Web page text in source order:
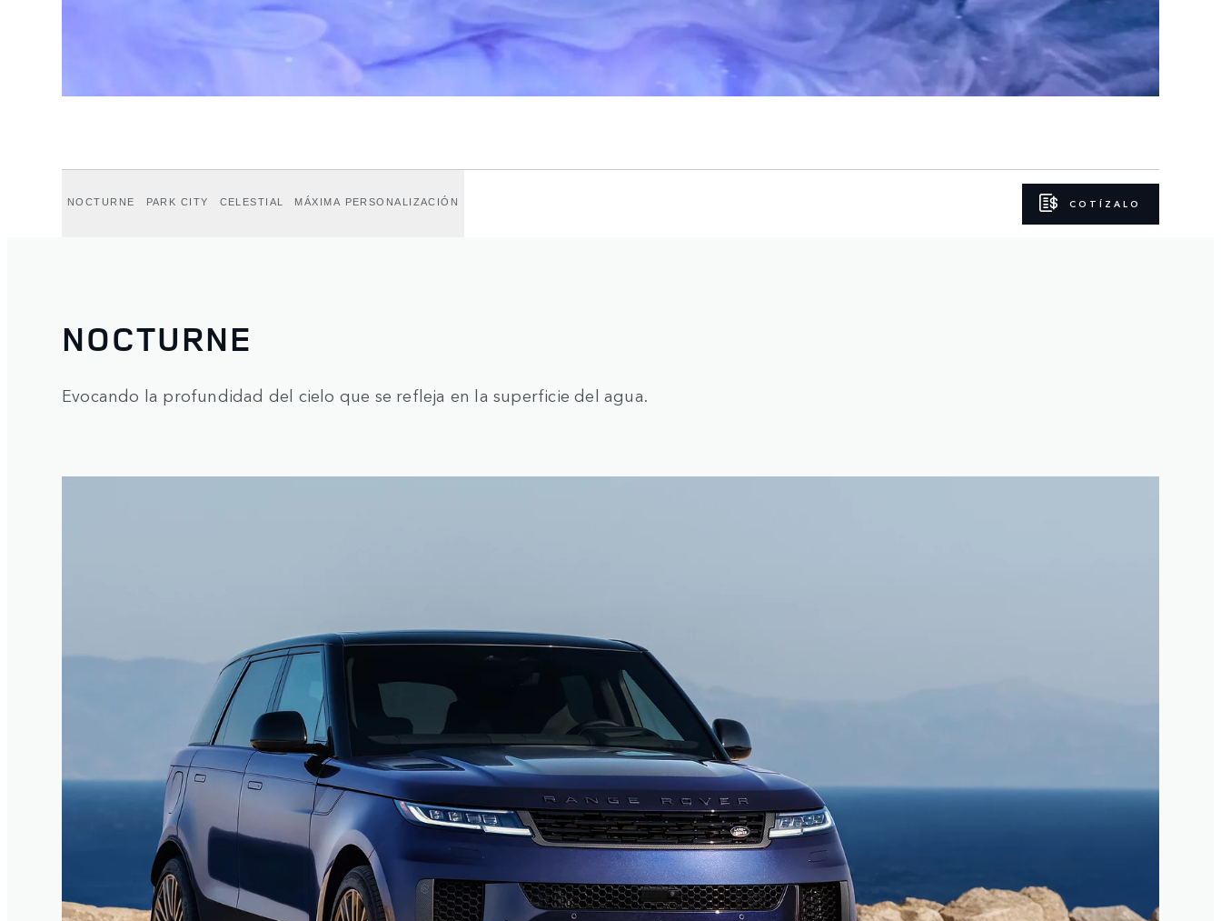
NOCTURNE PARK CITY CELESTIAL MÁXIMA PERSONALIZACIÓN COTÍZALO
NOCTURNE
Evocando la profundidad del cielo que se refleja en la superficie del agua.